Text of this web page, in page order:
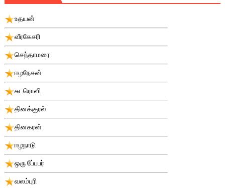
உதயன்
வீரகேசரி
செந்தாமரை
ஈழநேசன்
சுடரொளி
தினக்குரல்
தினகரன்
ஈழநாடு
ஒரு பே்பபர்
வலம்புரி